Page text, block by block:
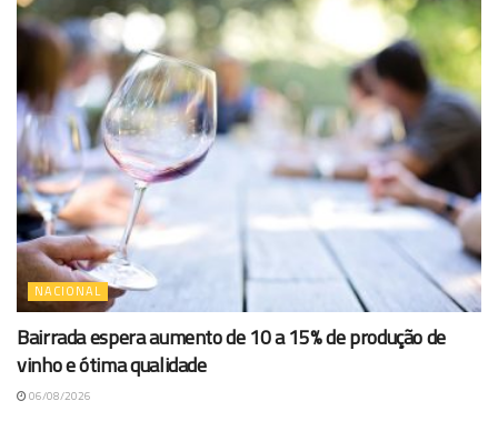
NACIONAL
Bairrada espera aumento de 10 a 15% de produção de
vinho e ótima qualidade
06/08/2026